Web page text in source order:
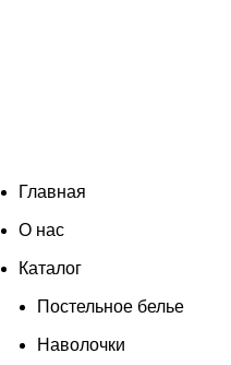
Главная
О нас
Каталог
Постельное белье
Наволочки